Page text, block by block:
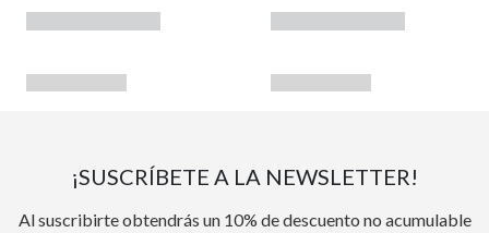
¡SUSCRÍBETE A LA NEWSLETTER!
Al suscribirte obtendrás un 10% de descuento no acumulable